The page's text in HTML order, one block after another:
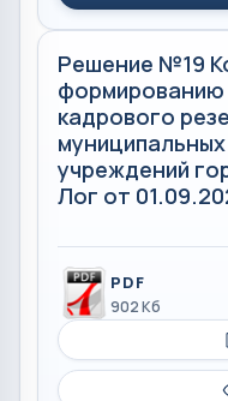
Решение №19
формированию
кадрового
учреждений
Лог от
PDF
902 Кб